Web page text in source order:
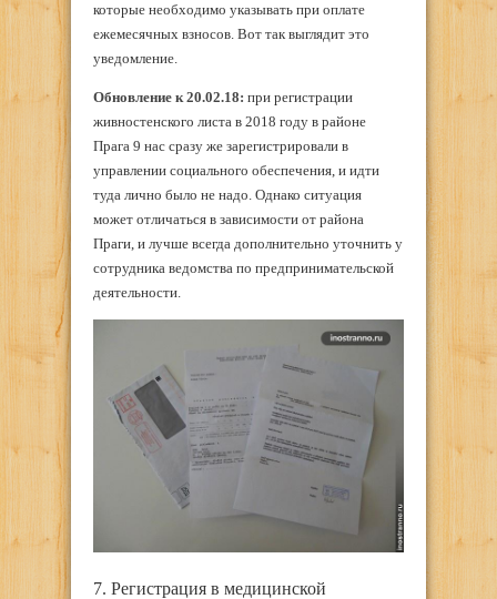
которые необходимо указывать при оплате
ежемесячных взносов. Вот так выглядит это
уведомление.
Обновление к 20.02.18: при регистрации
живностенского листа в 2018 году в районе
Прага 9 нас сразу же зарегистрировали в
управлении социального обеспечения, и идти
туда лично было не надо. Однако ситуация
может отличаться в зависимости от района
Праги, и лучше всегда дополнительно уточнить у
сотрудника ведомства по предпринимательской
деятельности.
7. Регистрация в медицинской